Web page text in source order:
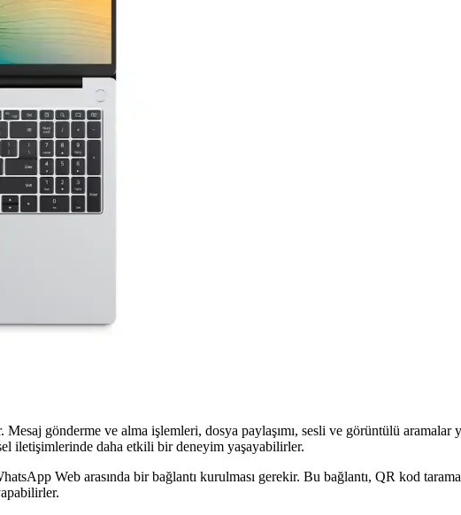
QR kod ile kolay giriş, dosya paylaşımı ve gizlilik önlemleriyle modern
En Popüler Mesajlaşma Uygulaması
sağlar. Mesaj, görüntü ve video paylaşımıyla günlük ve profesyonel
Kullanımının Etkileri
görüntü kalitesini koruması önemlidir. WhatsApp'ın farklı platformlarda
Mesajlaşma Yöntemi
Mesajlaşma Deneyimi
gönderme ve alma işlemleri, dosya paylaşımı, sesli ve görüntülü
iletişimlerinde daha etkili bir deneyim yaşayabilirler.
Web arasında bir bağlantı kurulması gerekir. Bu bağlantı, QR kod